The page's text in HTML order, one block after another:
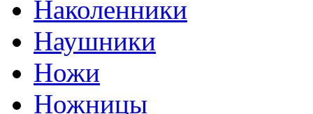
Наколенники
Наушники
Ножи
Ножницы